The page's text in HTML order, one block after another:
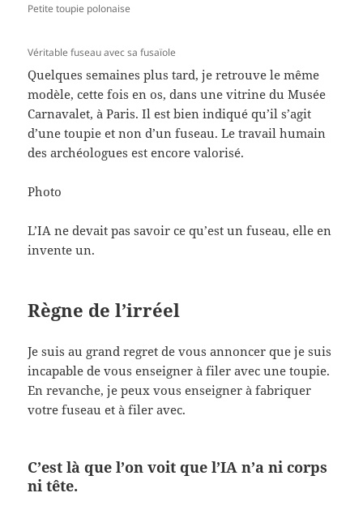
Petite toupie polonaise
Véritable fuseau avec sa fusaïole
Quelques semaines plus tard, je retrouve le même
modèle, cette fois en os, dans une vitrine du Musée
Carnavalet, à Paris. Il est bien indiqué qu’il s’agit
d’une toupie et non d’un fuseau. Le travail humain
des archéologues est encore valorisé.
Photo
L’IA ne devait pas savoir ce qu’est un fuseau, elle en
invente un.
Règne de l’irréel
Je suis au grand regret de vous annoncer que je suis
incapable de vous enseigner à filer avec une toupie.
En revanche, je peux vous enseigner à fabriquer
votre fuseau et à filer avec.
C’est là que l’on voit que l’IA n’a ni corps
ni tête.